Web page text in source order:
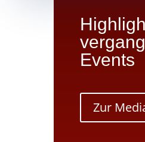
Events
Zur